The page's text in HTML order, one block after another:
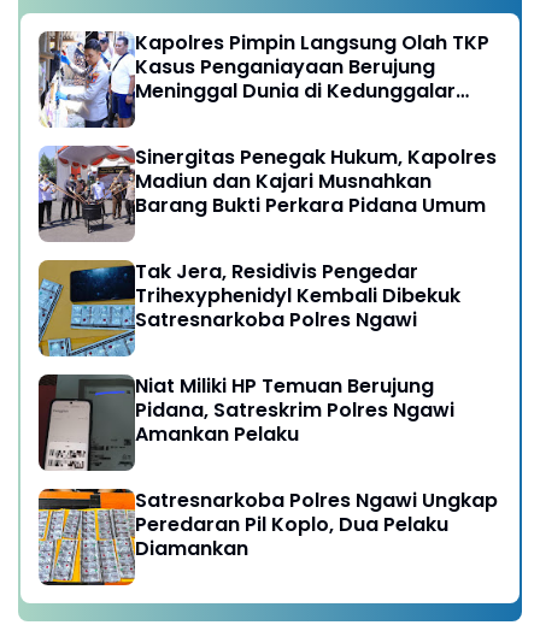
Kapolres Pimpin Langsung Olah TKP
Kasus Penganiayaan Berujung
Meninggal Dunia di Kedunggalar
Sinergitas Penegak Hukum, Kapolres
Madiun dan Kajari Musnahkan
Barang Bukti Perkara Pidana Umum
Tak Jera, Residivis Pengedar
Trihexyphenidyl Kembali Dibekuk
Satresnarkoba Polres Ngawi
Niat Miliki HP Temuan Berujung
Pidana, Satreskrim Polres Ngawi
Amankan Pelaku
Satresnarkoba Polres Ngawi Ungkap
Peredaran Pil Koplo, Dua Pelaku
Diamankan